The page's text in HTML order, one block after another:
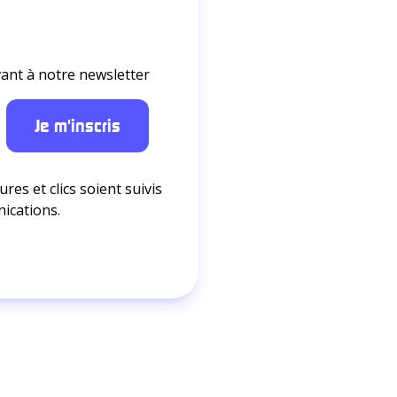
à notre newsletter
et clics soient suivis